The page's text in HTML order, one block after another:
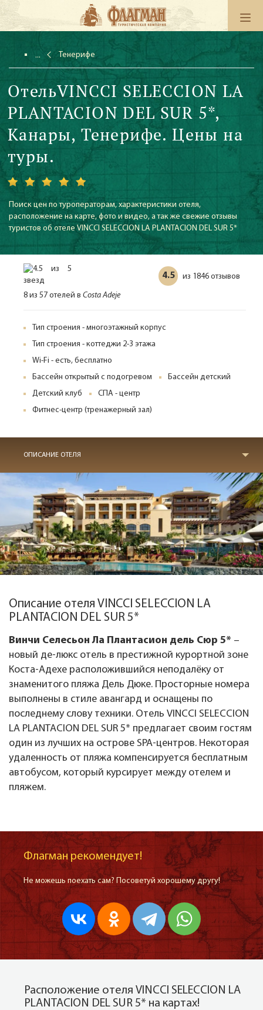
Тенерифе
ОтельVINCCI SELECCION LA
PLANTACION DEL SUR 5*,
Канары, Тенерифе. Цены на
туры.
Поиск цен по туроператорам, характеристики отеля,
расположение на карте, фото и видео, а так же свежие отзывы
туристов об отеле VINCCI SELECCION LA PLANTACION DEL SUR 5*
4.5 из 1846 отзывов
8 из 57 отелей в Costa Adeje
Тип строения - многоэтажный корпус
Тип строения - коттеджи 2-3 этажа
Wi-Fi - есть, бесплатно
Бассейн открытый с подогревом
Бассейн детский
Детский клуб
СПА - центр
Фитнес-центр (тренажерный зал)
ОПИСАНИЕ ОТЕЛЯ
Описание отеля VINCCI SELECCION LA
PLANTACION DEL SUR 5*
Винчи Селесьон Ла Плантасион дель Сюр 5* –
новый де-люкс отель в престижной курортной зоне
Коста-Адехе расположившийся неподалёку от
знаменитого пляжа Дель Дюке. Просторные номера
выполнены в стиле авангард и оснащены по
последнему слову техники. Отель VINCCI SELECCION
LA PLANTACION DEL SUR 5* предлагает своим гостям
один из лучших на острове SPA-центров. Некоторая
удаленность от пляжа компенсируется бесплатным
автобусом, который курсирует между отелем и
пляжем.
Флагман рекомендует!
Не можешь поехать сам? Посоветуй хорошему другу!
Расположение отеля VINCCI SELECCION LA
PLANTACION DEL SUR 5* на картах!